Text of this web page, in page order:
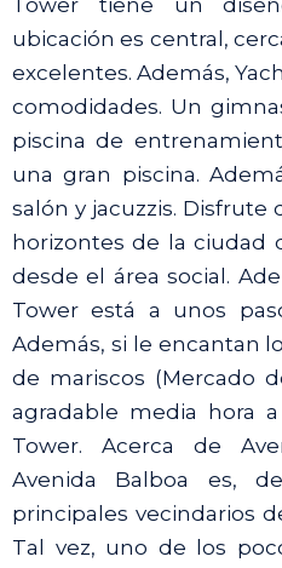
Tower tiene un
ubicación es central,
excelentes. Además,
comodidades. Un
piscina de
una gran piscina.
salón y jacuzzis. Disfrute
horizontes de la ciudad
desde el área social.
Tower está a unos
Además, si le encantan
de mariscos (Mercado
agradable media hora
Tower. Acerca de
Avenida Balboa es,
principales vecindarios
Tal vez, uno de los